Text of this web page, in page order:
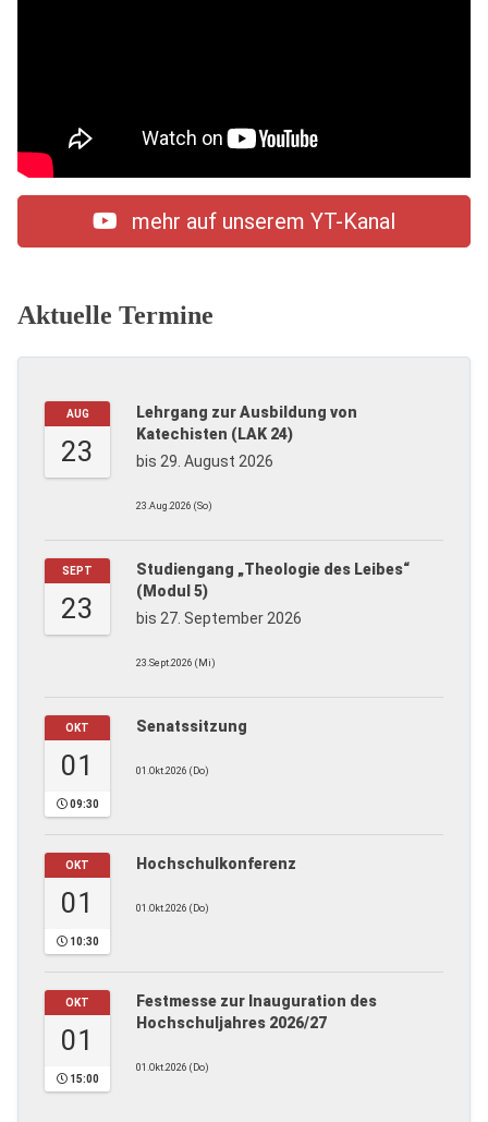
mehr auf unserem YT-Kanal
Aktuelle Termine
AUG
23
Lehrgang zur Ausbildung von
Katechisten (LAK 24)
bis 29. August 2026
23.Aug.2026 (So)
SEPT
23
Studiengang „Theologie des Leibes“
(Modul 5)
bis 27. September 2026
23.Sept.2026 (Mi)
OKT
01
09:30
Senatssitzung
01.Okt.2026 (Do)
OKT
01
10:30
Hochschulkonferenz
01.Okt.2026 (Do)
OKT
01
15:00
Festmesse zur Inauguration des
Hochschuljahres 2026/27
01.Okt.2026 (Do)